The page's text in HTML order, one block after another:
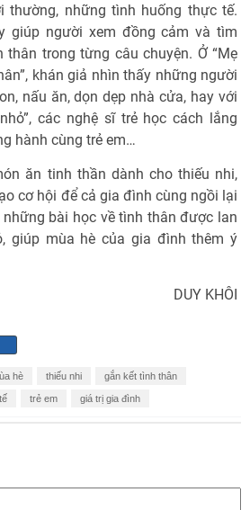
thường, những tình huống thực tế.
giúp người xem đồng cảm và tìm
trong từng câu chuyện. Ở “Mẹ
khán giả nhìn thấy những người
nấu ăn, dọn dẹp nhà cửa, hay với
các nghệ sĩ trẻ học cách lắng
hành cùng trẻ em…
ăn tinh thần dành cho thiếu nhi,
cơ hội để cả gia đình cùng ngồi lại
bài học về tình thân được lan
giúp mùa hè của gia đình thêm ý
DUY KHÔI
hè thiếu nhi gắn kết tình thân
trẻ em giá trị gia đình